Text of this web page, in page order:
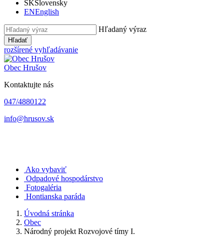
SKSlovensky
ENEnglish
Hľadaný výraz
Hľadať
rozšírené vyhľadávanie
Obec Hrušov
Kontaktujte nás
047/4880122
info@hrusov.sk
Ako vybaviť
Odpadové hospodárstvo
Fotogaléria
Hontianska paráda
Úvodná stránka
Obec
Národný projekt Rozvojové tímy I.